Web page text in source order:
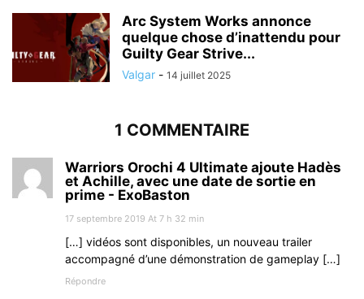
Arc System Works annonce
quelque chose d’inattendu pour
Guilty Gear Strive...
Valgar - 14 juillet 2025
1 COMMENTAIRE
Warriors Orochi 4 Ultimate ajoute Hadès
et Achille, avec une date de sortie en
prime - ExoBaston
17 septembre 2019 At 7 h 32 min
[…] vidéos sont disponibles, un nouveau trailer
accompagné d’une démonstration de gameplay […]
Répondre